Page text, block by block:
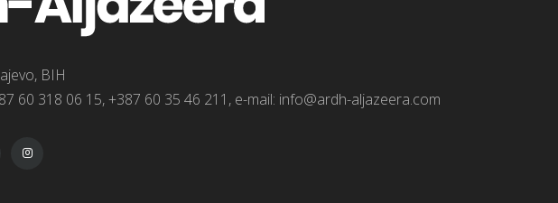
BIH
60 318 06 15, +387 60 35 46 211, e-mail: info@ardh-aljazeera.com